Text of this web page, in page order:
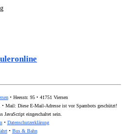
• Heesstr. 95 • 41751 Viersen
• Mail: Diese E-Mail-Adresse ist vor Spambots geschützt!
JavaScript eingeschaltet sein.
• Datenschutzerklärung
• Bus & Bahn